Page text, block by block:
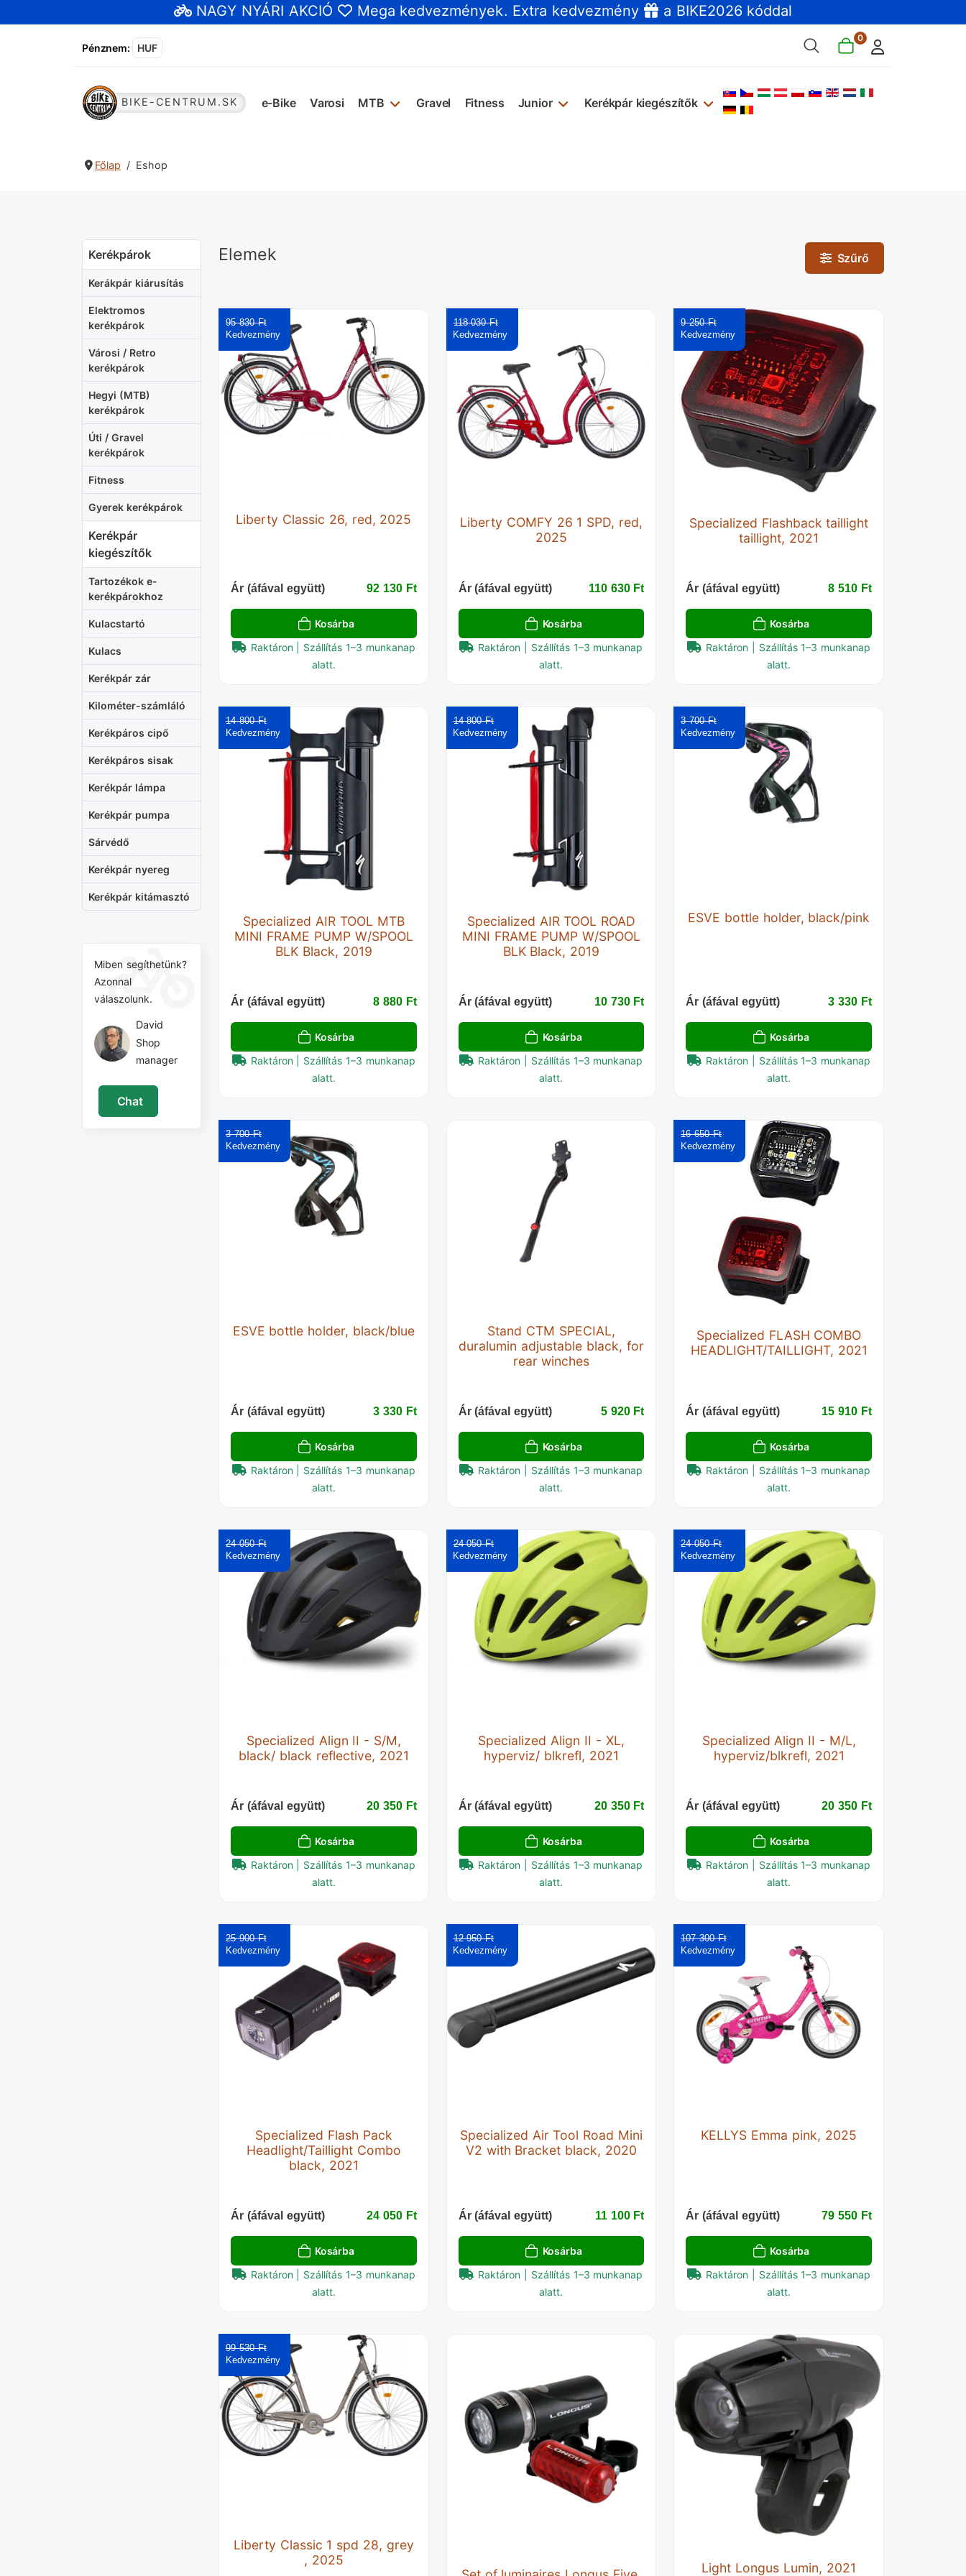
NAGY NYÁRI AKCIÓ Mega kedvezmények. Extra kedvezmény a BIKE2026 kóddal
Pénznem: HUF
0
BIKE-CENTRUM.SK e-Bike Varosi MTB Gravel Fitness Junior Kerékpár kiegészítők
Válasszon nyelvet
Főlap Eshop
Kerékpárok
Kerákpár kiárusítás
Elektromos
kerékpárok
Városi / Retro
kerékpárok
Hegyi (MTB)
kerékpárok
Úti / Gravel
kerékpárok
Fitness
Gyerek kerékpárok
Kerékpár
kiegészítők
Tartozékok e-
kerékpárokhoz
Kulacstartó
Kulacs
Kerékpár zár
Kilométer-számláló
Kerékpáros cipő
Kerékpáros sisak
Kerékpár lámpa
Kerékpár pumpa
Sárvédő
Kerékpár nyereg
Kerékpár kitámasztó
Miben segíthetünk?
Azonnal
válaszolunk.
David
Shop
manager
Chat
Elemek Szűrő
Liberty Classic 26, red, 2025
95 830 Ft‎
Ár (áfával együtt) 92 130 Ft‎
Kosárba
Raktáron | Szállítás 1–3 munkanap
alatt.
Liberty COMFY 26 1 SPD, red,
2025
118 030 Ft‎
Ár (áfával együtt) 110 630 Ft‎
Kosárba
Raktáron | Szállítás 1–3 munkanap
alatt.
Specialized Flashback taillight
taillight, 2021
9 250 Ft‎
Ár (áfával együtt) 8 510 Ft‎
Kosárba
Raktáron | Szállítás 1–3 munkanap
alatt.
Specialized AIR TOOL MTB
MINI FRAME PUMP W/SPOOL
BLK Black, 2019
14 800 Ft‎
Ár (áfával együtt) 8 880 Ft‎
Kosárba
Raktáron | Szállítás 1–3 munkanap
alatt.
Specialized AIR TOOL ROAD
MINI FRAME PUMP W/SPOOL
BLK Black, 2019
14 800 Ft‎
Ár (áfával együtt) 10 730 Ft‎
Kosárba
Raktáron | Szállítás 1–3 munkanap
alatt.
ESVE bottle holder, black/pink
3 700 Ft‎
Ár (áfával együtt) 3 330 Ft‎
Kosárba
Raktáron | Szállítás 1–3 munkanap
alatt.
ESVE bottle holder, black/blue
3 700 Ft‎
Ár (áfával együtt) 3 330 Ft‎
Kosárba
Raktáron | Szállítás 1–3 munkanap
alatt.
Stand CTM SPECIAL,
duralumin adjustable black, for
rear winches
Ár (áfával együtt) 5 920 Ft‎
Kosárba
Raktáron | Szállítás 1–3 munkanap
alatt.
Specialized FLASH COMBO
HEADLIGHT/TAILLIGHT, 2021
16 650 Ft‎
Ár (áfával együtt) 15 910 Ft‎
Kosárba
Raktáron | Szállítás 1–3 munkanap
alatt.
Specialized Align II - S/M,
black/ black reflective, 2021
24 050 Ft‎
Ár (áfával együtt) 20 350 Ft‎
Kosárba
Raktáron | Szállítás 1–3 munkanap
alatt.
Specialized Align II - XL,
hyperviz/ blkrefl, 2021
24 050 Ft‎
Ár (áfával együtt) 20 350 Ft‎
Kosárba
Raktáron | Szállítás 1–3 munkanap
alatt.
Specialized Align II - M/L,
hyperviz/blkrefl, 2021
24 050 Ft‎
Ár (áfával együtt) 20 350 Ft‎
Kosárba
Raktáron | Szállítás 1–3 munkanap
alatt.
Specialized Flash Pack
Headlight/Taillight Combo
black, 2021
25 900 Ft‎
Ár (áfával együtt) 24 050 Ft‎
Kosárba
Raktáron | Szállítás 1–3 munkanap
alatt.
Specialized Air Tool Road Mini
V2 with Bracket black, 2020
12 950 Ft‎
Ár (áfával együtt) 11 100 Ft‎
Kosárba
Raktáron | Szállítás 1–3 munkanap
alatt.
KELLYS Emma pink, 2025
107 300 Ft‎
Ár (áfával együtt) 79 550 Ft‎
Kosárba
Raktáron | Szállítás 1–3 munkanap
alatt.
Liberty Classic 1 spd 28, grey
, 2025
99 530 Ft‎
Light Longus Lumin, 2021